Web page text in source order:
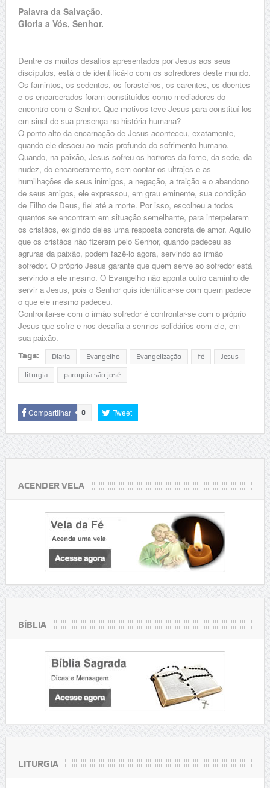
Palavra da Salvação.
Gloria a Vós, Senhor.
Dentre os muitos desafios apresentados por Jesus aos seus
discípulos, está o de identificá-lo com os sofredores deste mundo.
Os famintos, os sedentos, os forasteiros, os carentes, os doentes
e os encarcerados foram constituídos como mediadores do
encontro com o Senhor. Que motivos teve Jesus para constituí-los
em sinal de sua presença na história humana?
O ponto alto da encarnação de Jesus aconteceu, exatamente,
quando ele desceu ao mais profundo do sofrimento humano.
Quando, na paixão, Jesus sofreu os horrores da fome, da sede, da
nudez, do encarceramento, sem contar os ultrajes e as
humilhações de seus inimigos, a negação, a traição e o abandono
de seus amigos, ele expressou, em grau eminente, sua condição
de Filho de Deus, fiel até a morte. Por isso, escolheu a todos
quantos se encontram em situação semelhante, para interpelarem
os cristãos, exigindo deles uma resposta concreta de amor. Aquilo
que os cristãos não fizeram pelo Senhor, quando padeceu as
agruras da paixão, podem fazê-lo agora, servindo ao irmão
sofredor. O próprio Jesus garante que quem serve ao sofredor está
servindo a ele mesmo. O Evangelho não aponta outro caminho de
servir a Jesus, pois o Senhor quis identificar-se com quem padece
o que ele mesmo padeceu.
Confrontar-se com o irmão sofredor é confrontar-se com o próprio
Jesus que sofre e nos desafia a sermos solidários com ele, em
sua paixão.
Tags: Diaria Evangelho Evangelização fé Jesus
liturgia paroquia são josé
Compartilhar 0 Tweet
ACENDER VELA
BÍBLIA
LITURGIA